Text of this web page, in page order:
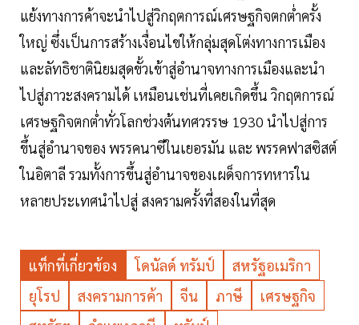
แย้งทางการค้าจะนำไปสู่วิกฤตการณ์เศรษฐกิจตกต่ำครั้ง
ใหญ่ ซึ่งเป็นการสร้างเงื่อนไขให้กลุ่มสุดโต่งทางการเมือง
และลัทธิชาตินิยมสุดขั้วเข้าสู่อำนาจทางการเมืองและนำ
ไปสู่ภาวะสงครามได้ เหมือนเช่นที่เคยเกิดขึ้น วิกฤตการณ์
เศรษฐกิจตกต่ำทั่วโลกช่วงต้นทศวรรษ 1930 นำไปสู่การ
ขึ้นสู่อำนาจของ พรรคนาซีในเยอรมัน และ พรรคฟาสซิสต์
ในอิตาลี รวมทั้งการขึ้นสู่อำนาจของเผด็จการทหารใน
หลายประเทศนำไปสู่ สงครามครั้งที่สองในที่สุด
แท็กที่เกี่ยวข้อง โดนัลด์ ทรัมป์
สหรัฐอเมริกา
ยุโรป
สงครามการค้า จีน ภาษี
เศรษฐกิจ